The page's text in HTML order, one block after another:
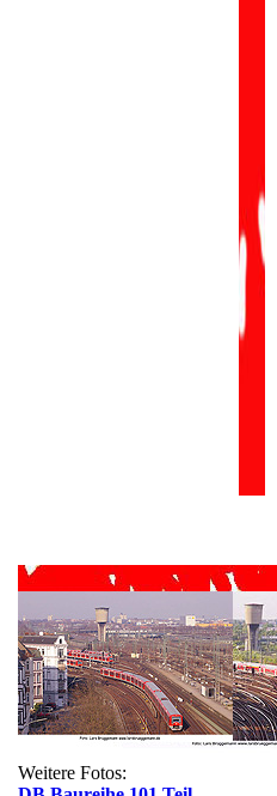
Weitere Fotos: